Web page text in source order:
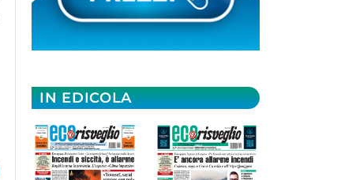
IN EDICOLA